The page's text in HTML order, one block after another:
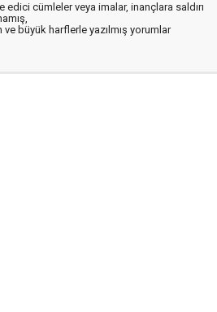
edici cümleler veya imalar, inançlara saldırı
büyük harflerle yazılmış yorumlar